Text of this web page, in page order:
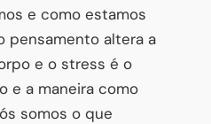
e como estamos
pensamento altera a
e o stress é o
e a maneira como
somos o que